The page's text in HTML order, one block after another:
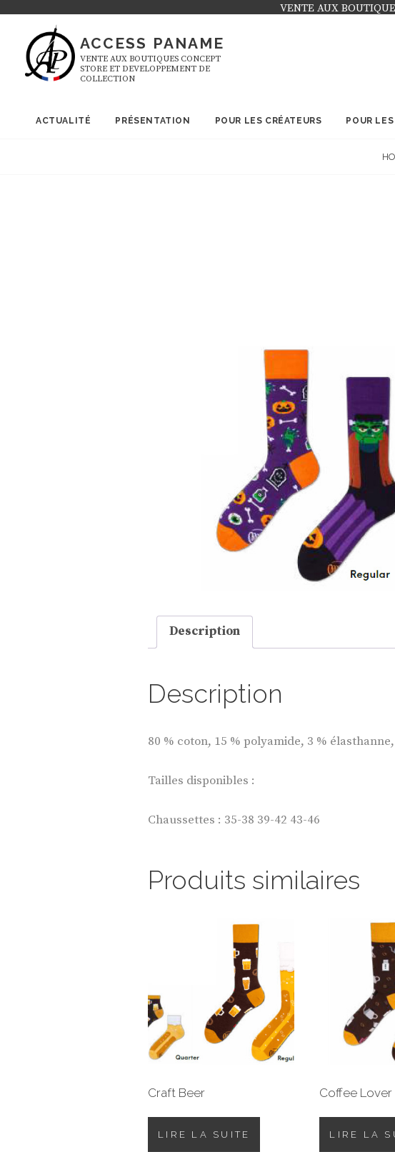
content
VENTE AUX
ACCESS PANAME
VENTE AUX BOUTIQUES CONCEPT
STORE ET DEVELOPPEMENT DE
COLLECTION
ACTUALITÉ PRÉSENTATION POUR LES CRÉATEURS POUR
Description
Description
80 % coton, 15 % polyamide, 3 %
Tailles disponibles :
Chaussettes : 35-38 39-42 43-46
Produits similaires
Craft Beer
LIRE LA SUITE
Coffee Lover
LIRE LA